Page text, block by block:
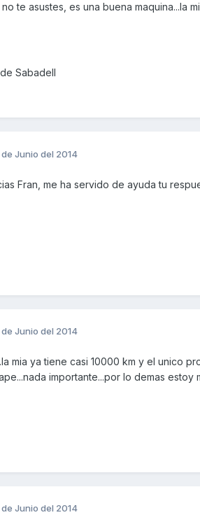
te asustes, es una buena maquina...la
Sabadell
de Junio del 2014
Fran, me ha servido de ayuda tu
de Junio del 2014
mia ya tiene casi 10000 km y el unico
importante...por lo demas
de Junio del 2014